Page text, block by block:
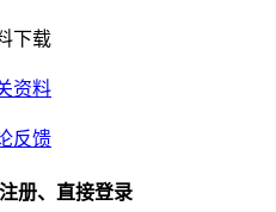
下载
资料
反馈
册、直接登录